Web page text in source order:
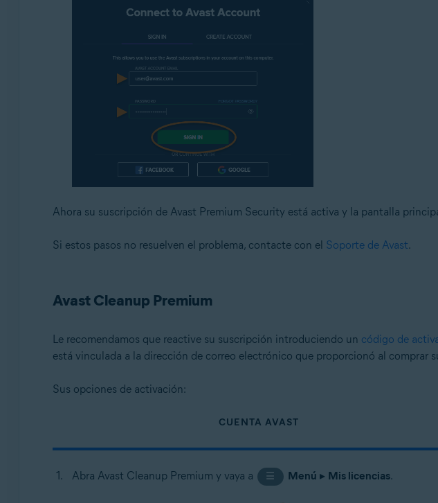
Ahora su suscripción de Avast Premium Security está activa y la pantalla
Si estos pasos no resuelven el problema, contacte con el Soporte de Avast.
Avast Cleanup Premium
Le recomendamos que reactive su suscripción introduciendo un código de
está vinculada a la dirección de correo electrónico que proporcionó al comprar
Sus opciones de activación:
CUENTA AVAST
Abra Avast Cleanup Premium y vaya a ☰ Menú ▸ Mis licencias.